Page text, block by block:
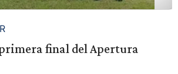
final del Apertura